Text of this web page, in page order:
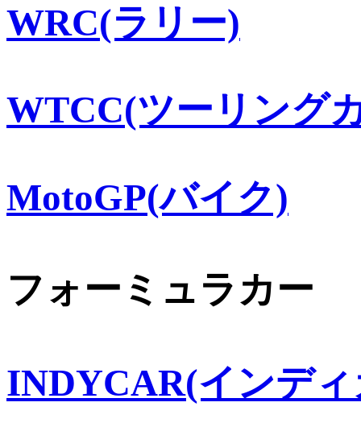
WRC(ラリー)
WTCC(ツーリング
MotoGP(バイク)
フォーミュラカー
INDYCAR(インデ